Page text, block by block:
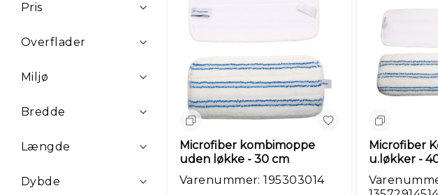
n
d
e
n
s
ti
l
u
Sammenlign
Microfiber kombimoppe
uden løkke - 30 cm
Varenummer: 195303014
Sammenlign
Microfiber
u.løkker -
Pris
Overflader
Miljø
Bredde
Længde
Dybde